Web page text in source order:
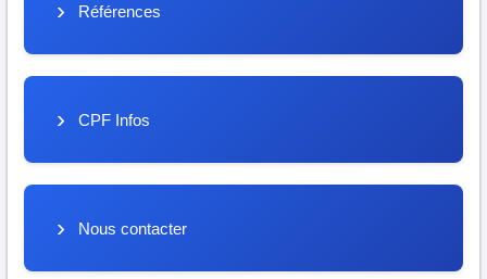
Références
CPF Infos
Nous contacter